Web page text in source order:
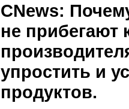
CNews:
не прибегают
упростить и
продуктов.